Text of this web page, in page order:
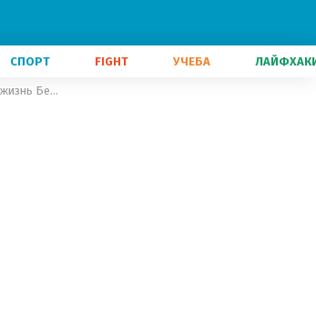
СПОРТ FIGHT УЧЕБА
Помощь украинцам и период без тренировок: как война изменила спортивную жизнь Бех-Романчук